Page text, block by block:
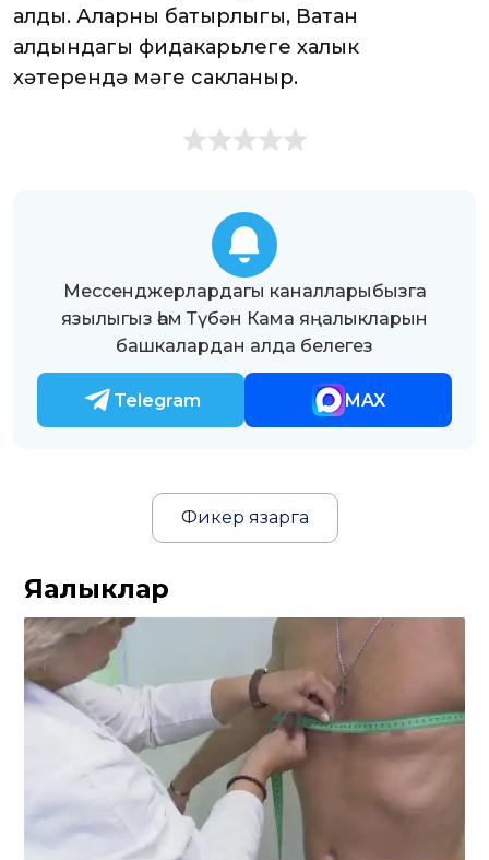
алды. Аларның батырлыгы, Ватан
алдындагы фидакарьлеге халык
хәтерендә мәңге сакланыр.
Мессенджерлардагы каналларыбызга
язылыгыз һәм Түбән Кама яңалыкларын
башкалардан алда белегез
Telegram MAX
Фикер язарга
Яңалыклар